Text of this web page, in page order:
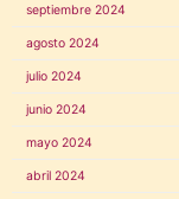
septiembre 2024
agosto 2024
julio 2024
junio 2024
mayo 2024
abril 2024